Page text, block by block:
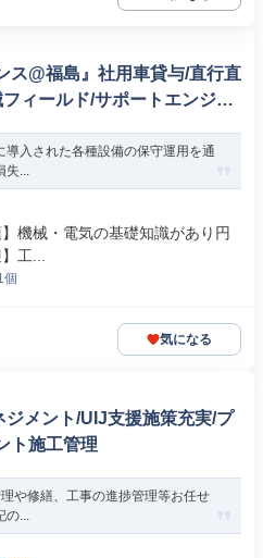
ス@福島』社用車貸与/直行直
ィールド/サポートエンジニ
入された各種設備の保守運用を通
失...
機械・電気の基礎知識があり円
工...
個
気になる
ジメント/UIJ支援施策充実/プ
ト施工管理
や修繕、工事の進捗管理等お任せ
の...